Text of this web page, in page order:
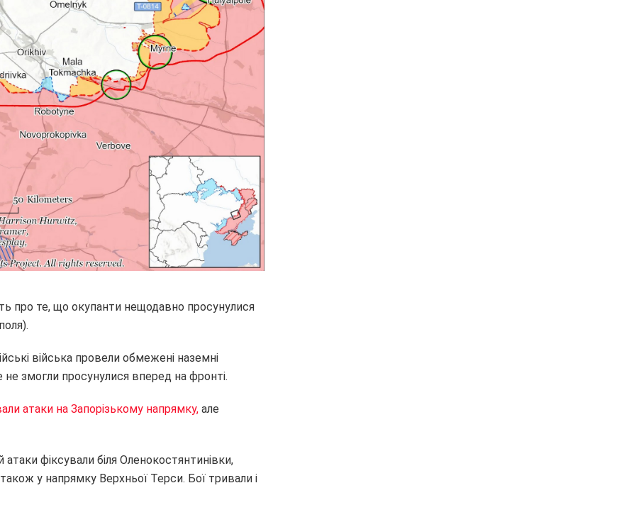
про те, що окупанти нещодавно просунулися
війська провели обмежені наземні
не змогли просунулися вперед на фронті.
атаки на Запорізькому напрямку, але
атаки фіксували біля Оленокостянтинівки,
у напрямку Верхньої Терси. Бої тривали і